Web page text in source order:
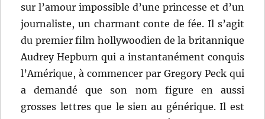
sur l’amour impossible d’une princesse et d’un
journaliste, un charmant conte de fée. Il s’agit
du premier film hollywoodien de la britannique
Audrey Hepburn qui a instantanément conquis
l’Amérique, à commencer par Gregory Peck qui
a demandé que son nom figure en aussi
grosses lettres que le sien au générique. Il est